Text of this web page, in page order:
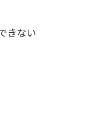
きない